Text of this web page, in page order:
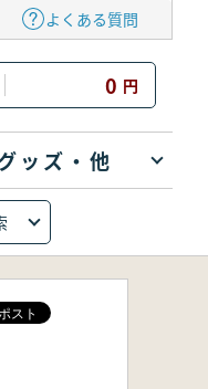
よくある質問
0 円
ッズ・他